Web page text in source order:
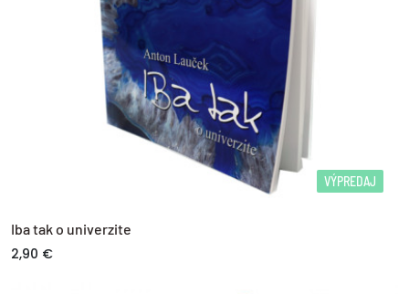
VÝPREDAJ
Iba tak o univerzite
2,90 €